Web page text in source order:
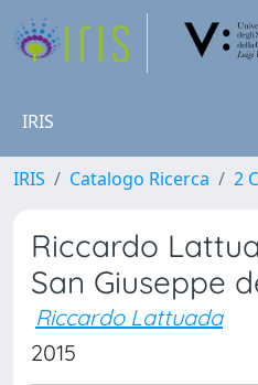
IRIS
IRIS Catalogo Ricerca 2
Riccardo
San Giuseppe
Riccardo Lattuada
2015